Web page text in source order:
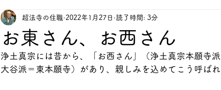
お東さん、お西さん
超法寺の住職 2022年1月27日 読了時間: 3分
浄土真宗には昔から、「お西さん」（浄土真宗本願寺
大谷派＝東本願寺）があり、親しみを込めてこう呼ばれ